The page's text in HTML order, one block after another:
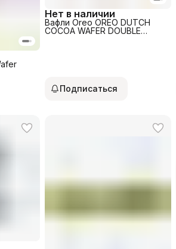
Нет в наличии
Вафли Oreo OREO DUTCH
COCOA WAFER DOUBLE
Подписаться